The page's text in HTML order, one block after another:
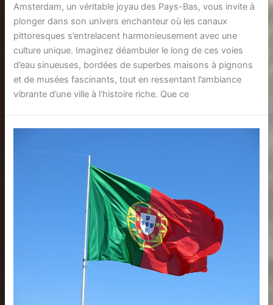
Amsterdam, un véritable joyau des Pays-Bas, vous invite à
plonger dans son univers enchanteur où les canaux
pittoresques s’entrelacent harmonieusement avec une
culture unique. Imaginez déambuler le long de ces voies
d’eau sinueuses, bordées de superbes maisons à pignons
et de musées fascinants, tout en ressentant l’ambiance
vibrante d’une ville à l’histoire riche. Que ce